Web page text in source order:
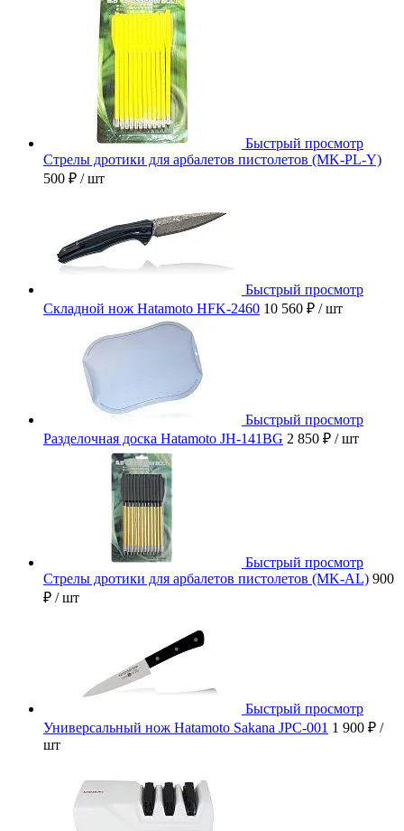
Быстрый просмотр
Стрелы дротики для арбалетов пистолетов (MK-PL-Y)
500 ₽ / шт
Быстрый просмотр
Складной нож Hatamoto HFK-2460 10 560 ₽ / шт
Быстрый просмотр
Разделочная доска Hatamoto JH-141BG 2 850 ₽ / шт
Быстрый просмотр
Стрелы дротики для арбалетов пистолетов (MK-AL) 900
₽ / шт
Быстрый просмотр
Универсальный нож Hatamoto Sakana JPC-001 1 900 ₽ /
шт